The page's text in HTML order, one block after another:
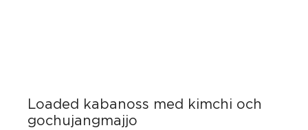
Loaded kabanoss med kimchi och
gochujangmajjo